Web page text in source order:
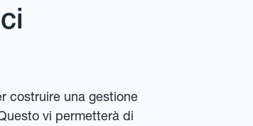
costruire una gestione
vi permetterà di